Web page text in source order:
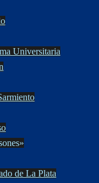
Universitaria
de La Plata